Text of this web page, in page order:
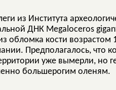
из Института
ДНК Megaloceros
обломка кости
Предполагалось, что
уже вымерли, но
большерогим оленям.